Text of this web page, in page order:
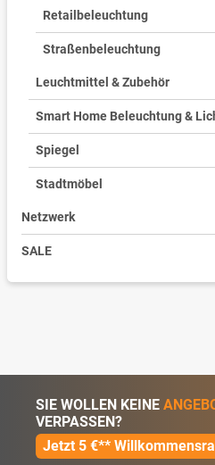
Retailbeleuchtung
Straßenbeleuchtung
Leuchtmittel & Zubehör
Smart Home Beleuchtung &
Spiegel
Stadtmöbel
Netzwerk
SALE
SIE WOLLEN KEINE
VERPASSEN?
Jetzt 5 €**